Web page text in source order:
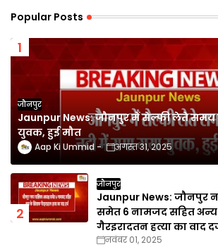
Popular Posts
जौनपुर
Jaunpur News: जौनपुर में सेल्फी लेते समय
युवक, हुई मौत
Aap Ki Ummid अगस्त 31, 2025
जौनपुर
Jaunpur News: जौनपुर
समेत 6 नामजद सहित
गैरइरादतन हत्या का वाद
नवंबर 01, 2025